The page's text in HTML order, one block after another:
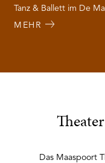
Tanz & Ballett im De
MEHR
Das Maaspoort